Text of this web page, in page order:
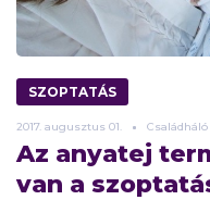
SZOPTATÁS
2017. augusztus 01. Családháló
Az anyatej
van a